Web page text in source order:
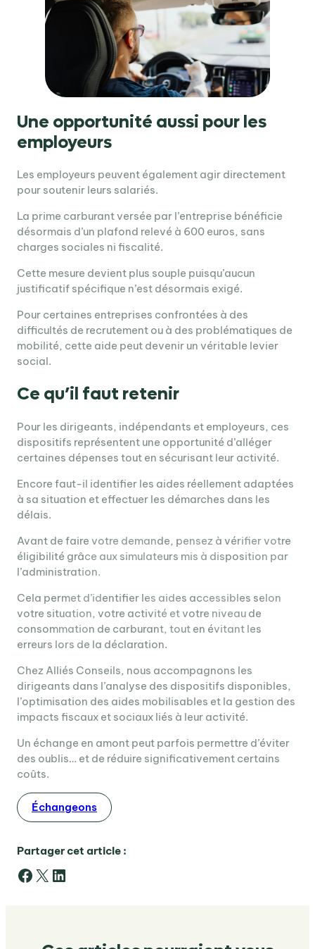
Une opportunité aussi pour les
employeurs
Les employeurs peuvent également agir directement
pour soutenir leurs salariés.
La prime carburant versée par l’entreprise bénéficie
désormais d’un plafond relevé à 600 euros, sans
charges sociales ni fiscalité.
Cette mesure devient plus souple puisqu’aucun
justificatif spécifique n’est désormais exigé.
Pour certaines entreprises confrontées à des
difficultés de recrutement ou à des problématiques de
mobilité, cette aide peut devenir un véritable levier
social.
Ce qu’il faut retenir
Pour les dirigeants, indépendants et employeurs, ces
dispositifs représentent une opportunité d’alléger
certaines dépenses tout en sécurisant leur activité.
Encore faut-il identifier les aides réellement adaptées
à sa situation et effectuer les démarches dans les
délais.
Avant de faire votre demande, pensez à vérifier votre
éligibilité grâce aux simulateurs mis à disposition par
l’administration.
Cela permet d’identifier les aides accessibles selon
votre situation, votre activité et votre niveau de
consommation de carburant, tout en évitant les
erreurs lors de la déclaration.
Chez Alliés Conseils, nous accompagnons les
dirigeants dans l’analyse des dispositifs disponibles,
l’optimisation des aides mobilisables et la gestion des
impacts fiscaux et sociaux liés à leur activité.
Un échange en amont peut parfois permettre d’éviter
des oublis… et de réduire significativement certains
coûts.
Échangeons
Partager cet article :
Facebook
X LinkedIn